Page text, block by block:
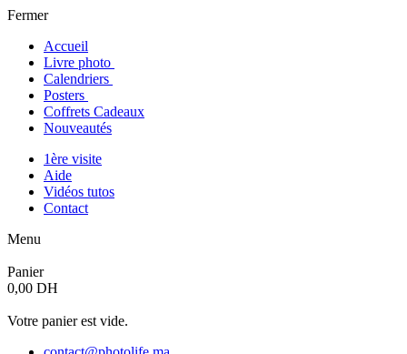
Fermer
Accueil
Livre photo
Calendriers
Posters
Coffrets Cadeaux
Nouveautés
1ère visite
Aide
Vidéos tutos
Contact
Menu
Panier
0,00 DH
Votre panier est vide.